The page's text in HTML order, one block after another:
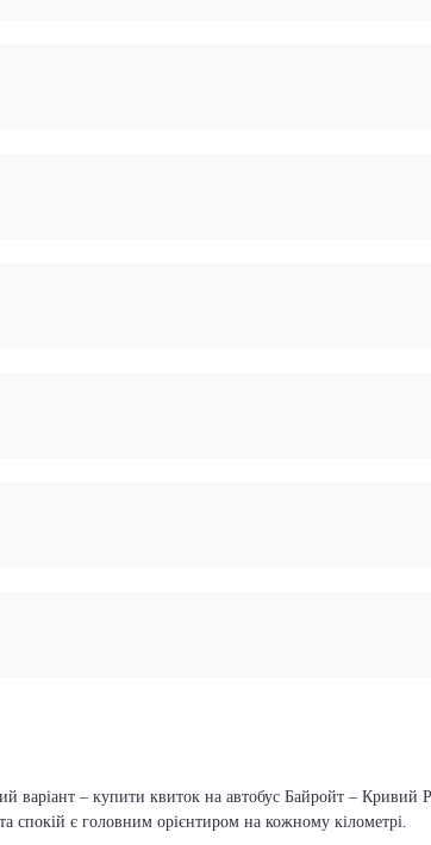
варіант – купити квиток на автобус Байройт – Кривий
спокій є головним орієнтиром на кожному кілометрі.